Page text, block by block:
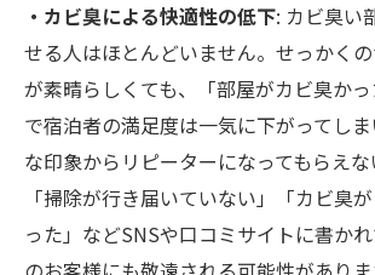
・カビ臭による快適性の低下: カビ臭い
せる人はほとんどいません。せっかく
が素晴らしくても、「部屋がカビ臭か
で宿泊者の満足度は一気に下がってし
な印象からリピーターになってもらえな
「掃除が行き届いていない」「カビ臭
った」などSNSや口コミサイトに書か